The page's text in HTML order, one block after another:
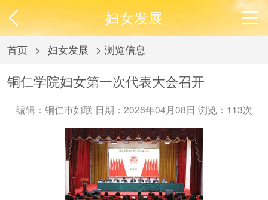
妇女发展
首页 > 妇女发展 > 浏览信息
铜仁学院妇女第一次代表大会召开
编辑：铜仁市妇联 日期：2026年04月08日 浏览： 113次